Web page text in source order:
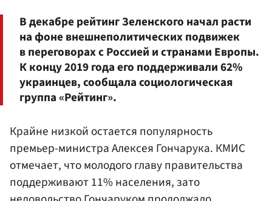
В декабре рейтинг Зеленского начал расти
на фоне внешнеполитических подвижек
в переговорах с Россией и странами Европы.
К концу 2019 года его поддерживали 62%
украинцев, сообщала социологическая
группа «Рейтинг».
Крайне низкой остается популярность
премьер-министра Алексея Гончарука. КМИС
отмечает, что молодого главу правительства
поддерживают 11% населения, зато